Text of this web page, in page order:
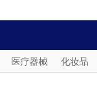
医疗器械 化妆品